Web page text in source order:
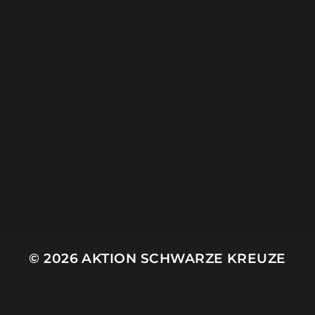
© 2026AKTION SCHWARZE KREUZE